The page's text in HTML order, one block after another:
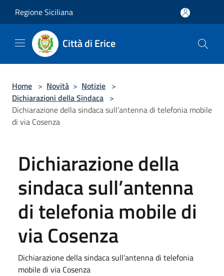
Regione Siciliana
Città di Erice
Home > Novità > Notizie >
Dichiarazioni della Sindaca >
Dichiarazione della sindaca sull’antenna di telefonia mobile
di via Cosenza
Dichiarazione della
sindaca sull’antenna
di telefonia mobile di
via Cosenza
Dichiarazione della sindaca sull’antenna di telefonia
mobile di via Cosenza